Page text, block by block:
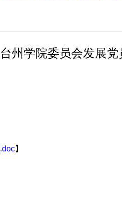
州学院委员会发展党
】